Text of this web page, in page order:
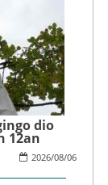
dio
12an
2026/08/06